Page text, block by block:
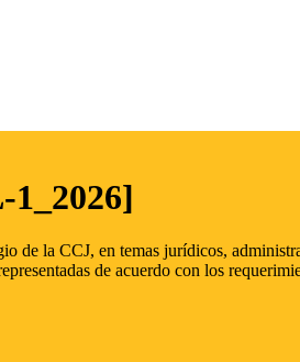
de la CCJ, en temas jurídicos,
de acuerdo con los